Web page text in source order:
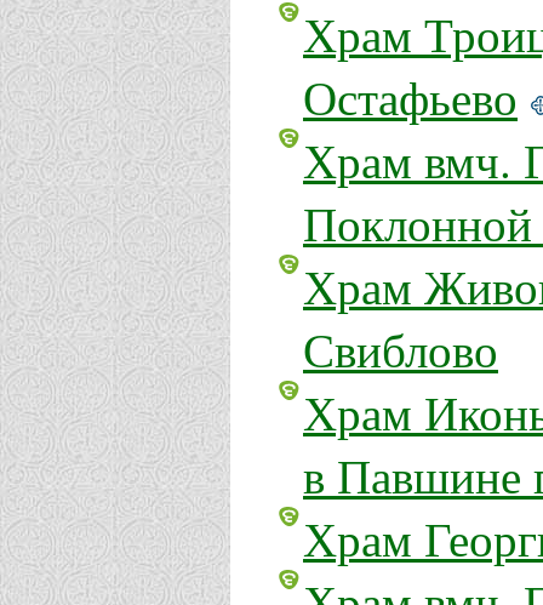
Храм
Остафьево
Храм вмч.
Поклонной
Храм
Свиблово
Храм
в Павшине
Храм